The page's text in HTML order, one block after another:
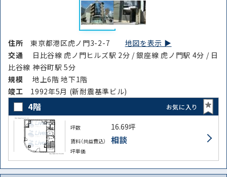
住所東京都港区虎ノ門3-2-7 地図を表示 ▶︎
交通
日比谷線 虎ノ門ヒルズ駅 2分 / 銀座線 虎ノ門駅 4分 / 日
比谷線 神谷町駅 5分
規模
地上6階 地下1階
竣⼯ 1992年5月 (新耐震基準ビル)
4階 お気に入り
坪数 16.69坪
賃料（共益費込） 相談
坪単価